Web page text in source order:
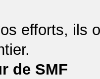
efforts, ils
de SMF